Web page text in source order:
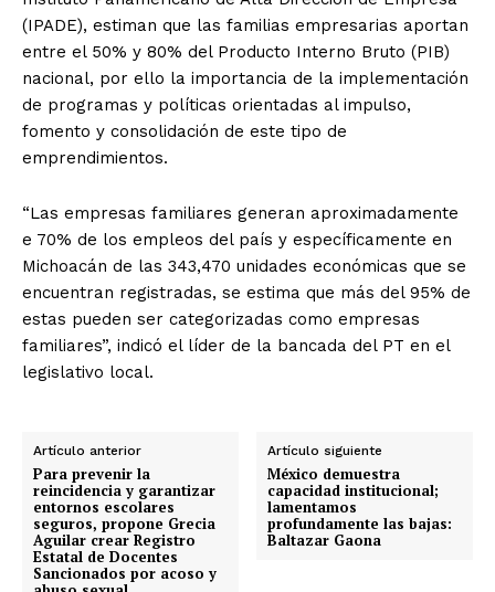
(IPADE), estiman que las familias empresarias aportan
entre el 50% y 80% del Producto Interno Bruto (PIB)
nacional, por ello la importancia de la implementación
de programas y políticas orientadas al impulso,
fomento y consolidación de este tipo de
emprendimientos.
“Las empresas familiares generan aproximadamente
e 70% de los empleos del país y específicamente en
Michoacán de las 343,470 unidades económicas que se
encuentran registradas, se estima que más del 95% de
estas pueden ser categorizadas como empresas
familiares”, indicó el líder de la bancada del PT en el
legislativo local.
Artículo anterior
Para prevenir la
reincidencia y garantizar
entornos escolares
seguros, propone Grecia
Aguilar crear Registro
Estatal de Docentes
Sancionados por acoso y
Artículo siguiente
México demuestra
capacidad institucional;
lamentamos
profundamente las bajas:
Baltazar Gaona